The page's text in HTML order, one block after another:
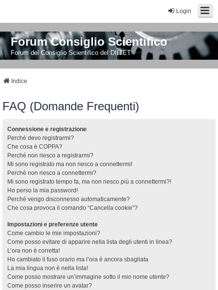
Login
Forum Consiglio Scientifico
Forum del Consiglio Scientifico del DIITET
Indice
FAQ (Domande Frequenti)
Connessione e registrazione
Perché devo registrarmi?
Che cosa è COPPA?
Perché non riesco a registrarmi?
Mi sono registrato ma non riesco a connettermi!
Perché non riesco a connettermi?
Mi sono registrato tempo fa, ma non riesco più a connettermi?!
Ho perso la mia password!
Perché vengo disconnesso automaticamente?
Che cosa provoca il comando “Cancella cookie”?
Impostazioni e preferenze utente
Come cambio le mie impostazioni?
Come posso evitare di apparire nella lista degli utenti in linea?
L’ora non è corretta!
Ho cambiato il fuso orario ma l’ora è ancora sbagliata
La mia lingua non è nella lista!
Come posso mostrare un’immagine sotto il mio nome utente?
Come posso inserire un avatar?